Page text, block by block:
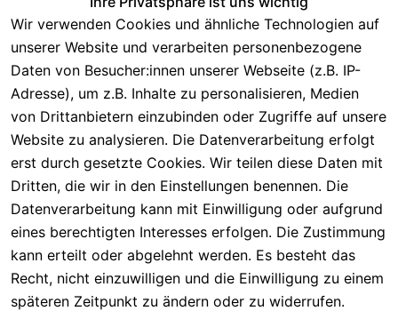
Wir verwenden Cookies und ähnliche Technologien auf
unserer Website und verarbeiten personenbezogene
Daten von Besucher:innen unserer Webseite (z.B. IP-
Adresse), um z.B. Inhalte zu personalisieren, Medien
von Drittanbietern einzubinden oder Zugriffe auf unsere
Website zu analysieren. Die Datenverarbeitung erfolgt
erst durch gesetzte Cookies. Wir teilen diese Daten mit
Dritten, die wir in den Einstellungen benennen. Die
Datenverarbeitung kann mit Einwilligung oder aufgrund
eines berechtigten Interesses erfolgen. Die Zustimmung
kann erteilt oder abgelehnt werden. Es besteht das
Recht, nicht einzuwilligen und die Einwilligung zu einem
späteren Zeitpunkt zu ändern oder zu widerrufen.
Rechtliches
AGB
Impressum
Datenschutzer
klärung
Barrierefreiheit
Widerrufsrech
t
Kundenserv
ice
Häufige
Fragen
Kontakt
Registrieren
Serviceverspr
echen
Rückgabe &
30 Tage
testen
Versand &
Zahlung
en
Über CMK
Versand
Batterieentsor
gung
Eektrogeräte-
Entsorgung
nstleister
DHL
DPD